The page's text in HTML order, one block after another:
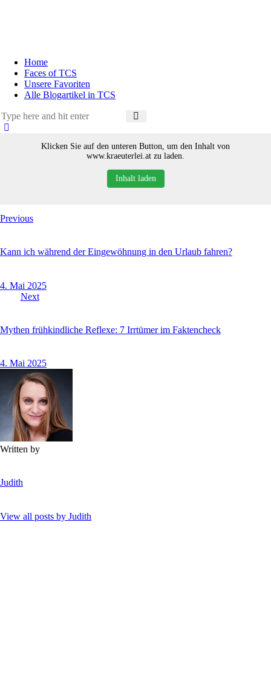
Home
Faces of TCS
Unsere Favoriten
Alle Blogartikel in TCS
Klicken Sie auf den unteren Button, um den Inhalt von
www.kraeuterlei.at zu laden.
Inhalt laden
Beitragsnavigation
Previous
Kann ich während der Ein­ge­wöhnung in den Urlaub fahren?
4. Mai 2025
Next
Mythen frühkindliche Reflexe: 7 Irrtümer im Faktencheck
4. Mai 2025
Written by
Judith
View all posts by Judith